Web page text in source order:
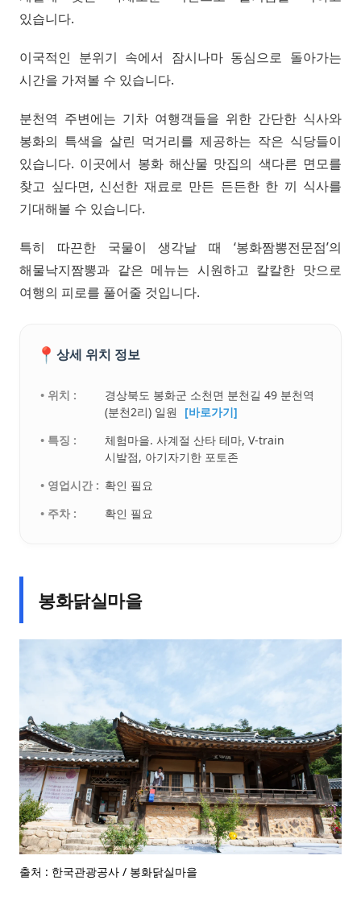
있습니다.
이국적인 분위기 속에서 잠시나마 동심으로 돌아가는
시간을 가져볼 수 있습니다.
분천역 주변에는 기차 여행객들을 위한 간단한 식사와
봉화의 특색을 살린 먹거리를 제공하는 작은 식당들이
있습니다. 이곳에서 봉화 해산물 맛집의 색다른 면모를
찾고 싶다면, 신선한 재료로 만든 든든한 한 끼 식사를
기대해볼 수 있습니다.
특히 따끈한 국물이 생각날 때 ‘봉화짬뽕전문점’의
해물낙지짬뽕과 같은 메뉴는 시원하고 칼칼한 맛으로
여행의 피로를 풀어줄 것입니다.
📍 상세 위치 정보
• 위치 :
경상북도 봉화군 소천면 분천길 49 분천역
(분천2리) 일원
[바로가기]
• 특징 :
체험마을. 사계절 산타 테마, V-train
시발점, 아기자기한 포토존
• 영업시간 : 확인 필요
• 주차 :
확인 필요
봉화닭실마을
출처 : 한국관광공사 / 봉화닭실마을